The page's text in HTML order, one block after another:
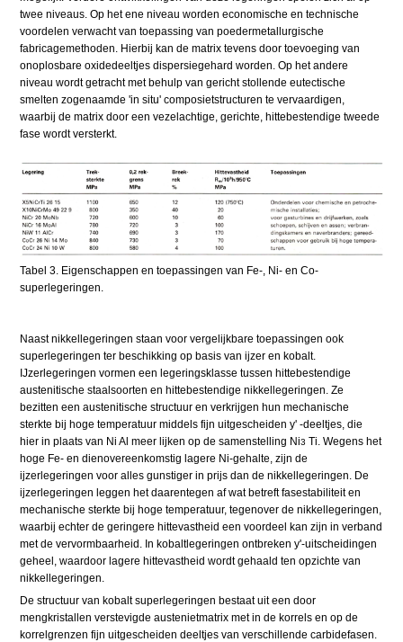
twee niveaus. Op het ene niveau worden economische en technische
voordelen verwacht van toepassing van poedermetallurgische
fabricagemethoden. Hierbij kan de matrix tevens door toevoeging van
onoplosbare oxidedeeltjes dispersiegehard worden. Op het andere
niveau wordt getracht met behulp van gericht stollende eutectische
smelten zogenaamde 'in situ' composietstructuren te vervaardigen,
waarbij de matrix door een vezelachtige, gerichte, hittebestendige tweede
fase wordt versterkt.
Tabel 3. Eigenschappen en toepassingen van Fe-, Ni- en Co-
superlegeringen.
Naast nikkellegeringen staan voor vergelijkbare toepassingen ook
superlegeringen ter beschikking op basis van ijzer en kobalt.
IJzerlegeringen vormen een legeringsklasse tussen hittebestendige
austenitische staalsoorten en hittebestendige nikkellegeringen. Ze
bezitten een austenitische structuur en verkrijgen hun mechanische
sterkte bij hoge temperatuur middels fijn uitgescheiden y' -deeltjes, die
hier in plaats van Ni Al meer lijken op de samenstelling Ni3 Ti. Wegens het
hoge Fe- en dienovereenkomstig lagere Ni-gehalte, zijn de
ijzerlegeringen voor alles gunstiger in prijs dan de nikkellegeringen. De
ijzerlegeringen leggen het daarentegen af wat betreft fasestabiliteit en
mechanische sterkte bij hoge temperatuur, tegenover de nikkellegeringen,
waarbij echter de geringere hittevastheid een voordeel kan zijn in verband
met de vervormbaarheid. In kobaltlegeringen ontbreken y'-uitscheidingen
geheel, waardoor lagere hittevastheid wordt gehaald ten opzichte van
nikkellegeringen.
De structuur van kobalt superlegeringen bestaat uit een door
mengkristallen verstevigde austenietmatrix met in de korrels en op de
korrelgrenzen fijn uitgescheiden deeltjes van verschillende carbidefasen.